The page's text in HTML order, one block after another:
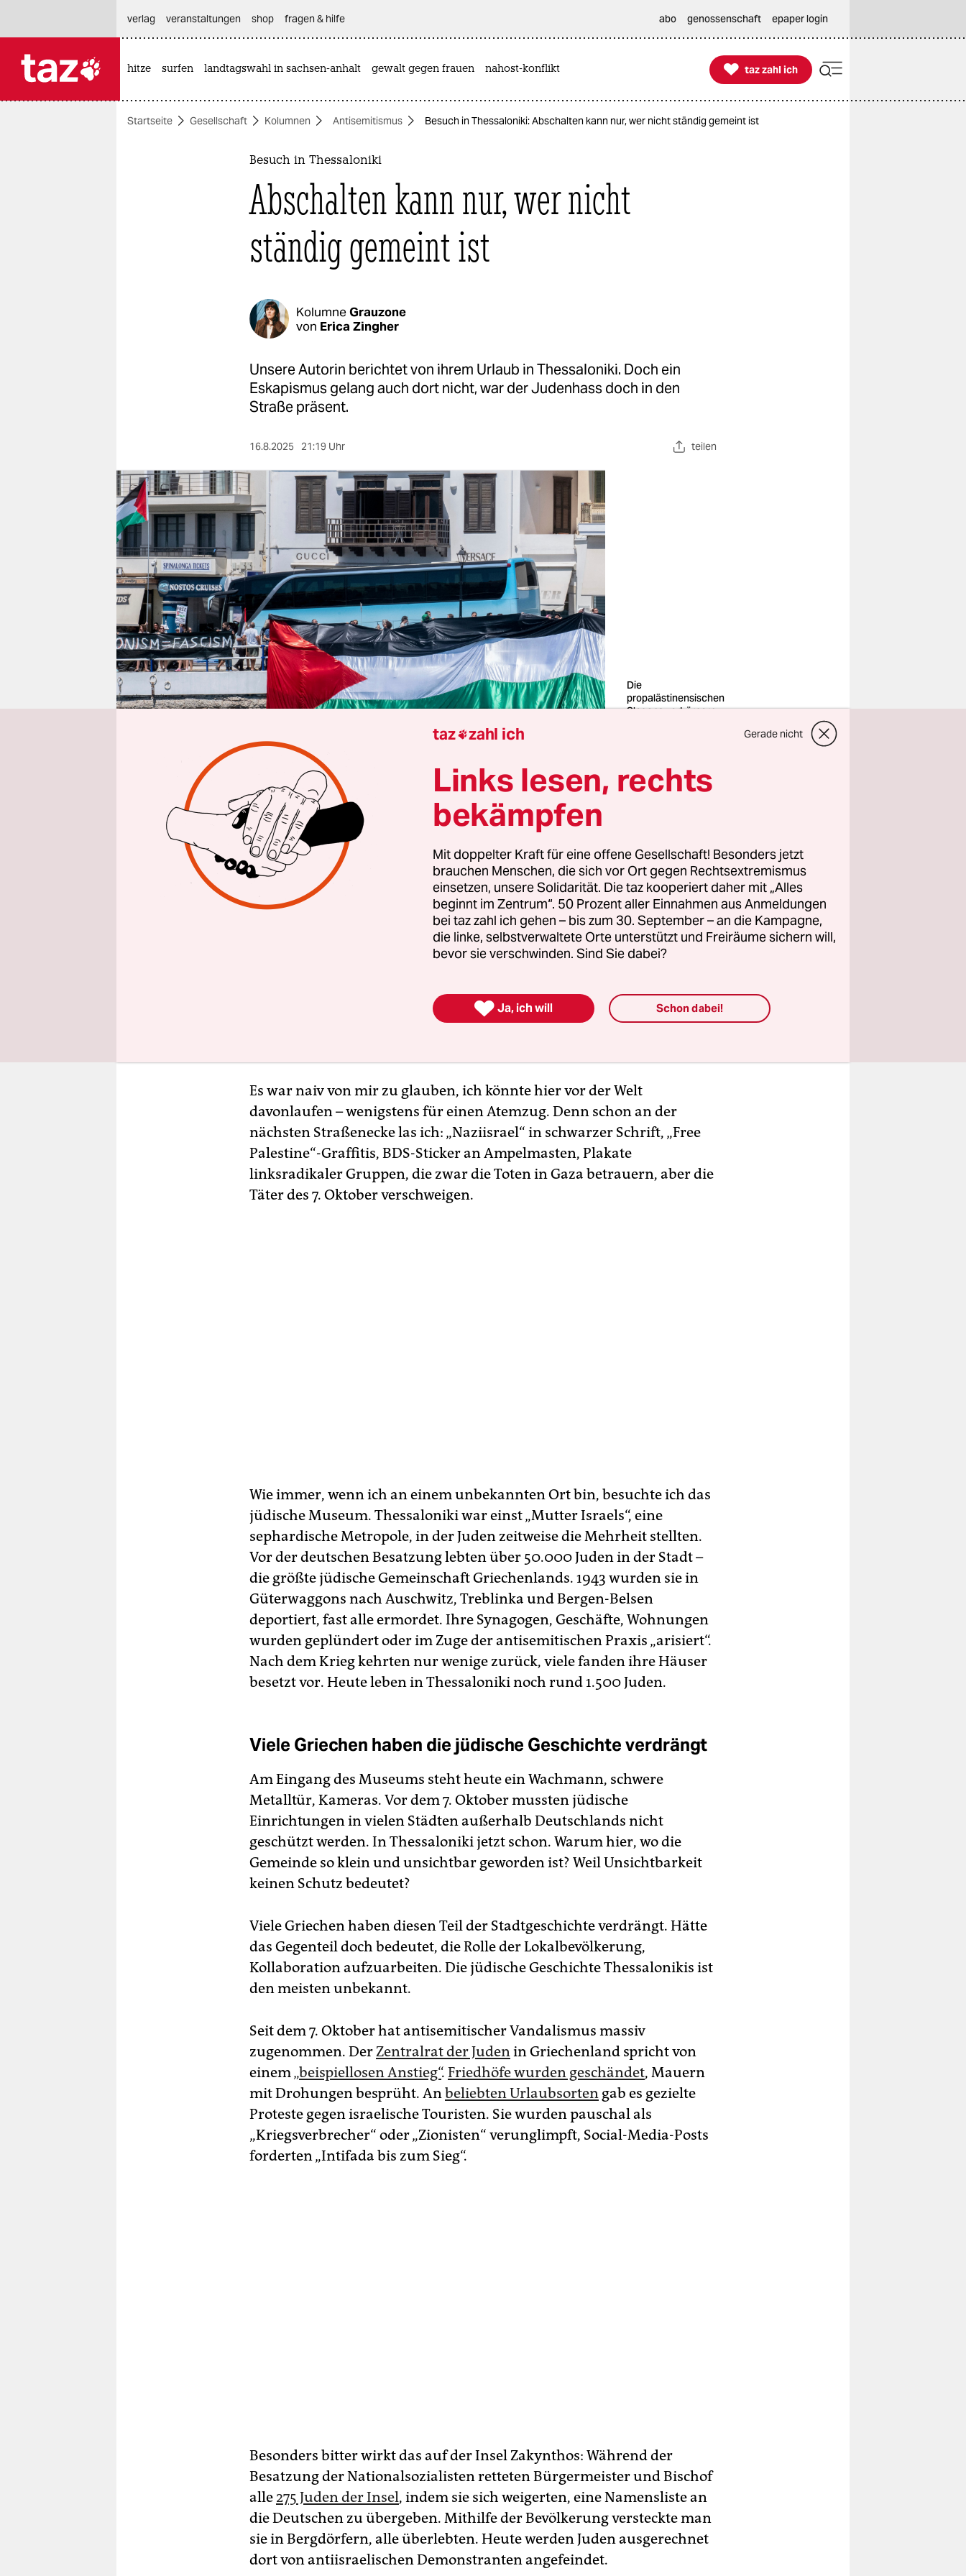
themen
veranstaltungen
shop
fragen & hilfe
unterstützen
abo
genossenschaft
epaper login
verlag
veranstaltungen shop fragen & hilfe abo genossenschaft epaper login
hitze surfen landtagswahl in sachsen-anhalt gewalt gegen frauen nahost-konflikt 
taz zahl ich
taz zahl ich
Startseite Gesellschaft Kolumnen Antisemitismus Besuch in Thessaloniki: Abschalten kann nur, wer nicht ständig gemeint ist
Besuch in Thessaloniki
Abschalten kann nur, wer nicht
ständig gemeint ist
KolumneGrauzone
von Erica Zingher
Unsere Autorin berichtet von ihrem Urlaub in Thessaloniki. Doch ein
Eskapismus gelang auch dort nicht, war der Judenhass doch in den
Straße präsent.
16.8.2025 21:19 Uhr teilen
Die
propalästinensischen
Slogans verkörpern
finden
Foto: Agios Nikolaos
W
enn man die Augen zusammenkniff, sich die Ohren zuhielt,
war Thessaloniki eine schöne Stadt. Diese gezwängte
Betonhölle, in der zwischen schmucklosen Fassaden
plötzlich Jugendstil, osmanische Baukunst und unzählige orthodoxe
Kirchen aufblitzten. Lärmende Autos bretterten über mehrspurige
Straßen, die Luft schmeckte nach Abgasen und Meer. Parks gab es
kaum, dafür die Ägäis am Rand.
Thessaloniki war einst eine
Es war naiv von mir zu glauben, ich könnte hier vor der Welt
davonlaufen – wenigstens für einen Atemzug. Denn schon an der
nächsten Straßenecke las ich: „Naziisrael“ in schwarzer Schrift, „Free
Palestine“-Graffitis, BDS-Sticker an Ampelmasten, Plakate
linksradikaler Gruppen, die zwar die Toten in Gaza betrauern, aber die
Täter des 7. Oktober verschweigen.
Wie immer, wenn ich an einem unbekannten Ort bin, besuchte ich das
jüdische Museum. Thessaloniki war einst „Mutter Israels“, eine
sephardische Metropole, in der Juden zeitweise die Mehrheit stellten.
Vor der deutschen Besatzung lebten über 50.000 Juden in der Stadt –
die größte jüdische Gemeinschaft Griechenlands. 1943 wurden sie in
Güterwaggons nach Auschwitz, Treblinka und Bergen-Belsen
deportiert, fast alle ermordet. Ihre Synagogen, Geschäfte, Wohnungen
wurden geplündert oder im Zuge der antisemitischen Praxis „arisiert“.
Nach dem Krieg kehrten nur wenige zurück, viele fanden ihre Häuser
besetzt vor. Heute leben in Thessaloniki noch rund 1.500 Juden.
Viele Griechen haben die jüdische Geschichte verdrängt
Am Eingang des Museums steht heute ein Wachmann, schwere
Metalltür, Kameras. Vor dem 7. Oktober mussten jüdische
Einrichtungen in vielen Städten außerhalb Deutschlands nicht
geschützt werden. In Thessaloniki jetzt schon. Warum hier, wo die
Gemeinde so klein und unsichtbar geworden ist? Weil Unsichtbarkeit
keinen Schutz bedeutet?
Viele Griechen haben diesen Teil der Stadtgeschichte verdrängt. Hätte
das Gegenteil doch bedeutet, die Rolle der Lokalbevölkerung,
Kollaboration aufzuarbeiten. Die jüdische Geschichte Thessalonikis ist
den meisten unbekannt.
Seit dem 7. Oktober hat antisemitischer Vandalismus massiv
zugenommen. DerZentralrat der Judenin Griechenland spricht von
einem„beispiellosen Anstieg“. Friedhöfe wurden geschändet, Mauern
mit Drohungen besprüht. Anbeliebten Urlaubsorten gab es gezielte
Proteste gegen israelische Touristen. Sie wurden pauschal als
„Kriegsverbrecher“ oder „Zionisten“ verunglimpft, Social-Media-Posts
forderten „Intifada bis zum Sieg“.
Besonders bitter wirkt das auf der Insel Zakynthos: Während der
Besatzung der Natio­nal­so­zia­lis­ten retteten Bürgermeister und Bischof
alle 275 Juden der Insel, indem sie sich weigerten, eine Namensliste an
die Deutschen zu übergeben. Mithilfe der Bevölkerung versteckte man
sie in Bergdörfern, alle überlebten. Heute werden Juden ausgerechnet
dort von antiisraelischen Demonstranten angefeindet.
taz zahl ich Gerade nicht
Links lesen, rechts
bekämpfen
Mit doppelter Kraft für eine offene Gesellschaft! Besonders jetzt
brauchen Menschen, die sich vor Ort gegen Rechtsextremismus
einsetzen, unsere Solidarität. Die taz kooperiert daher mit „Alles
beginnt im Zentrum“. 50 Prozent aller Einnahmen aus Anmeldungen
bei taz zahl ich gehen – bis zum 30. September – an die Kampagne,
die linke, selbstverwaltete Orte unterstützt und Freiräume sichern will,
bevor sie verschwinden. Sind Sie dabei?
 Ja, ich will Schon dabei!